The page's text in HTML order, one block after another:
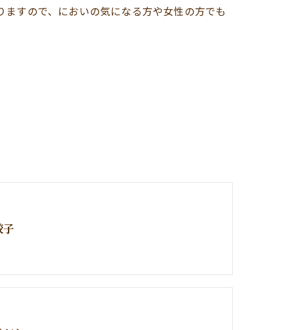
すので、においの気になる方や女性の方でも
子